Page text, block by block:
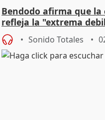
Bendodo afirma que
refleja la "extrema
Sonido Totales